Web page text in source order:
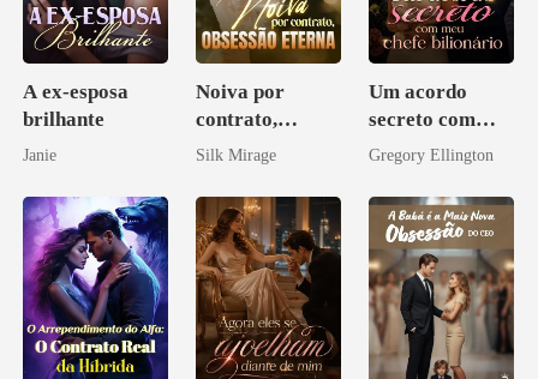
A ex-esposa
brilhante
Janie
Noiva por
contrato,
obsessão eterna
Silk Mirage
Um acordo
secreto com
meu chefe
Gregory Ellington